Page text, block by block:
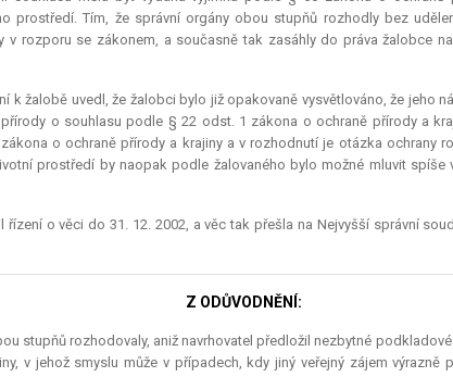
prostředí. Tím, že správní orgány obou stupňů rozhodly bez
v rozporu se zákonem, a současně tak zasáhly do práva žalobce
k žalobě uvedl, že žalobci bylo již opakovaně vysvětlováno, že jeho
o souhlasu podle § 22 odst. 1 zákona o ochraně přírody a
o ochraně přírody a krajiny a v rozhodnutí je otázka ochrany
prostředí by naopak podle žalovaného bylo možné mluvit
řízení o věci do 31. 12. 2002, a věc tak přešla na Nejvyšší správní
Z ODŮVODNĚNÍ:
stupňů rozhodovaly, aniž navrhovatel předložil nezbytné
v jehož smyslu může v případech, kdy jiný veřejný zájem výrazně